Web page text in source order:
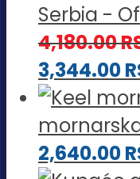
Serbia -
4,180.00
3,344.00
2,640.00